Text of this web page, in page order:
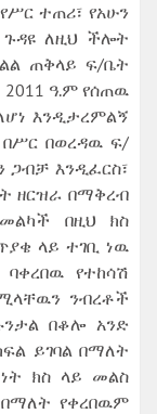
ተጠሪ፣ የአሁን
ለዚህ ችሎት
ጠቅላይ ፍ/ቤት
ዓ.ም የሰጠዉ
እንዲታረምልኝ
በወረዳዉ ፍ/
ጋብቻ እንዲፈርስ፣
ዘርዝራ በማቅረብ
በዚህ ክስ
ላይ ተገቢ ነዉ
የተከሳሽ
ንብረቶች
በቆሎ አንድ
ይገባል በማለት
ክስ ላይ መልስ
የቀረበዉም